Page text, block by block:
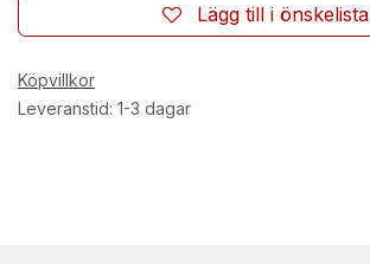
Lägg till i önskelista
Köpvillkor
Leveranstid: 1-3 dagar